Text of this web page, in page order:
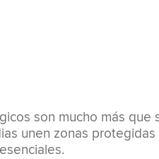
son mucho más
unen zonas